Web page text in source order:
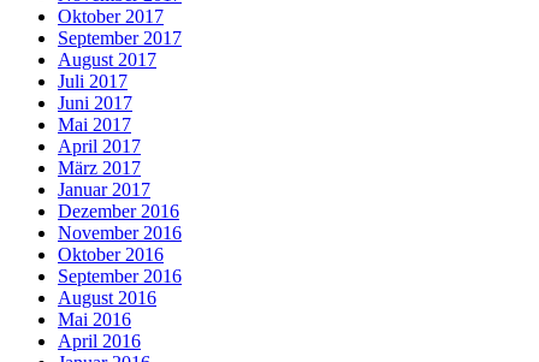
Oktober 2017
September 2017
August 2017
Juli 2017
Juni 2017
Mai 2017
April 2017
März 2017
Januar 2017
Dezember 2016
November 2016
Oktober 2016
September 2016
August 2016
Mai 2016
April 2016